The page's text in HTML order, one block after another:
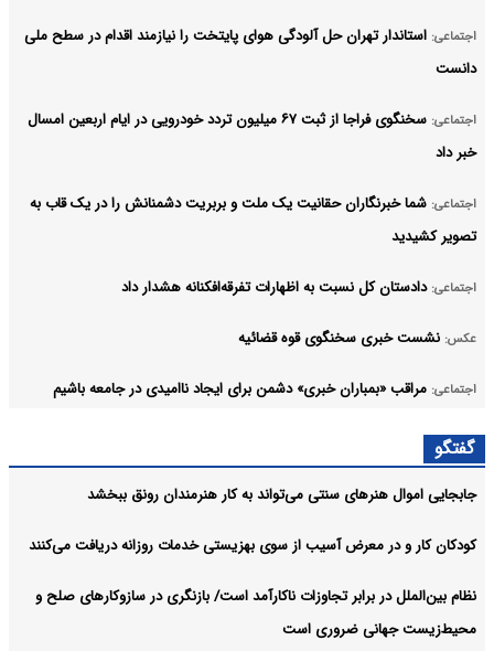
اجتماعی: استاندار تهران حل آلودگی هوای پایتخت را نیازمند اقدام در سطح ملی
دانست
اجتماعی:
سخنگوی فراجا از ثبت ۶۷ میلیون تردد خودرویی در ایام اربعین امسال
خبر داد
اجتماعی: شما خبرنگاران حقانیت یک ملت و بربریت دشمنانش را در یک قاب به
تصویر کشیدید
اجتماعی: دادستان کل نسبت به اظهارات تفرقه‌افکنانه هشدار داد
عکس: نشست خبری سخنگوی قوه قضائیه
اجتماعی: مراقب «بمباران خبری» دشمن برای ایجاد ناامیدی در جامعه باشیم
اجتماعی: خبرنگاران شانه‌به‌شانه امدادگران، راویان ایثار هستند
آرشیو
گفتگو
جابجایی اموال هنرهای سنتی می‌تواند به کار هنرمندان رونق ببخشد
کودکان کار و در معرض آسیب از سوی بهزیستی خدمات روزانه دریافت می‌کنند
نظام بین‌الملل در برابر تجاوزات ناکارآمد است/ بازنگری در سازوکارهای صلح و
محیط‌زیست جهانی ضروری است